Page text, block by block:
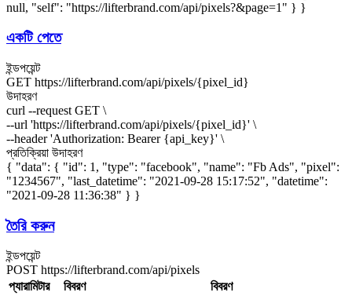
null, "self": "https://lifterbrand.com/api/pixels?&page=1" } }
একটি পেতে
ইন্ডপয়েন্ট
GET https://lifterbrand.com/api/pixels/{pixel_id}
উদাহরণ
curl --request GET \
--url 'https://lifterbrand.com/api/pixels/{pixel_id}' \
--header 'Authorization: Bearer {api_key}' \
প্রতিক্রিয়া উদাহরণ
{ "data": { "id": 1, "type": "facebook", "name": "Fb Ads", "pixel":
"1234567", "last_datetime": "2021-09-28 15:17:52", "datetime":
"2021-09-28 11:36:38" } }
তৈরি করুন
ইন্ডপয়েন্ট
POST https://lifterbrand.com/api/pixels
প্যারামিটার
বিবরণ বিবরণ